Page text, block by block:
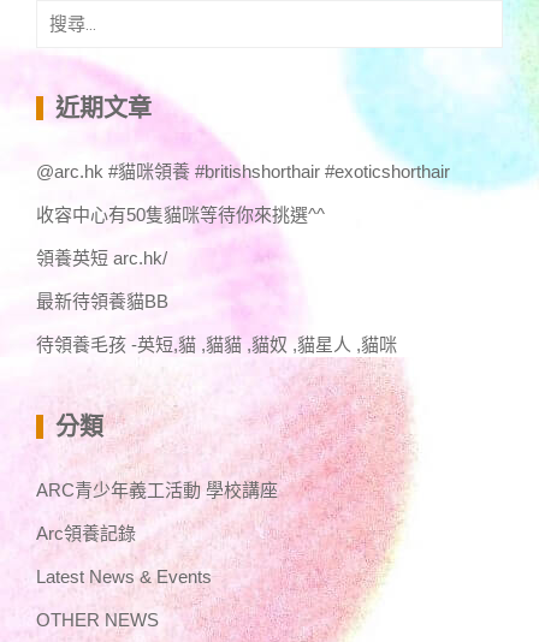
搜
鍵 近期文章
@arc.hk #貓咪領養 #britishshorthair #exoticshorthair
收容中心有50隻貓咪等待你來挑選^^
領養英短 arc.hk/
最新待領養貓BB
待領養毛孩 -英短,貓 ,貓貓 ,貓奴 ,貓星人 ,貓咪
分類
ARC青少年義工活動 學校講座
Arc領養記錄
Latest News & Events
OTHER NEWS